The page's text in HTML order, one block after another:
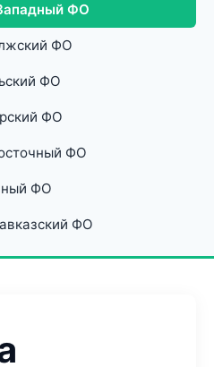
ФО
ФО
ФО
ФО
ФО
ФО
ФО